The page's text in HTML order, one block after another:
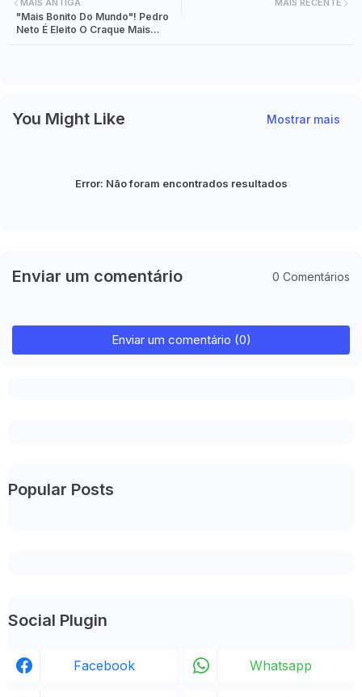
MAIS RECENTE
MAIS ANTIGA
"Mais Bonito Do Mundo"! Pedro
Neto É Eleito O Craque Mais
You Might Like Mostrar mais
Error: Não foram encontrados resultados
Enviar um comentário 0 Comentários
Enviar um comentário (0)
Popular Posts
Social Plugin
Facebook Whatsapp